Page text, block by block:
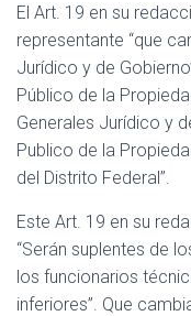
El Art. 19 en su
representante “que
Jurídico y de
Público de la
Generales Jurídico y
Publico de la
del Distrito Federal”.
Este Art. 19 en su
“Serán suplentes de
los funcionarios
inferiores”. Que